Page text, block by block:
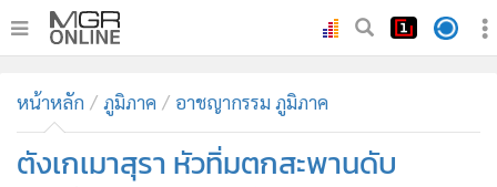
ทันเหตุการณ์
• ภาคใต้
หน้าหลัก ภูมิภาค อาชญากรรม ภูมิภาค
ตังเกเมาสุรา หัวทิ่มตกสะพานดับ